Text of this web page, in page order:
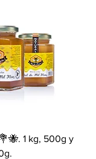
1 kg, 500g y